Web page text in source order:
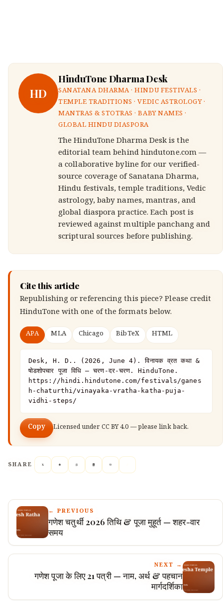
HD
HinduTone Dharma Desk
SANATANA DHARMA · HINDU FESTIVALS ·
TEMPLE TRADITIONS · VEDIC ASTROLOGY ·
MANTRAS & STOTRAS · BABY NAMES ·
GLOBAL HINDU DIASPORA
The HinduTone Dharma Desk is the
editorial team behind hindutone.com —
a collaborative byline for our verified-
source coverage of Sanatana Dharma,
Hindu festivals, temple traditions, Vedic
astrology, baby names, mantras, and
global diaspora practice. Each post is
reviewed against multiple panchang and
scriptural sources before publishing.
Cite this article
Republishing or referencing this piece? Please credit
HinduTone with one of the formats below.
APA MLA Chicago BibTeX HTML
Desk, H. D.. (2026, June 4). विनायक व्रत कथा &
षोडशोपचार पूजा विधि — चरण-दर-चरण. HinduTone.
https://hindi.hindutone.com/festivals/ganes
h-chaturthi/vinayaka-vratha-katha-puja-
vidhi-steps/
Copy Licensed under CC BY 4.0 — please link back.
SHARE
← PREVIOUS
गणेश चतुर्थी 2026 तिथि & पूजा मुहूर्त — शहर-वार
समय
NEXT →
गणेश पूजा के लिए 21 पत्री — नाम, अर्थ & पहचान
मार्गदर्शिका